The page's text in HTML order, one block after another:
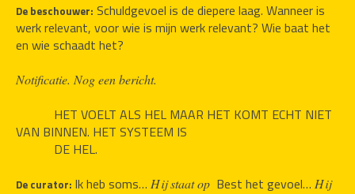
De beschouwer: Schuldgevoel is de diepere laag. Wanneer is
werk relevant, voor wie is mijn werk relevant? Wie baat het
en wie schaadt het?
Notificatie. Nog een bericht.
HET VOELT ALS HEL MAAR HET KOMT ECHT NIET
VAN BINNEN. HET SYSTEEM IS
DE HEL.
De curator: Ik heb soms… Hij staat op Best het gevoel… Hij